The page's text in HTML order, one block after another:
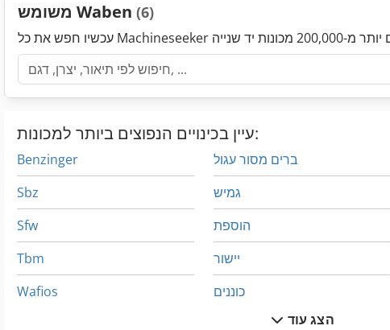
משומש Waben (6)
עיין בכינויים הנפוצים ביותר למכונות:
Benzinger
Sbz
Sfw
Tbm
Wafios
ברים מסור עגול
גמיש
הוספת
יישור
כוננים
הצג עוד